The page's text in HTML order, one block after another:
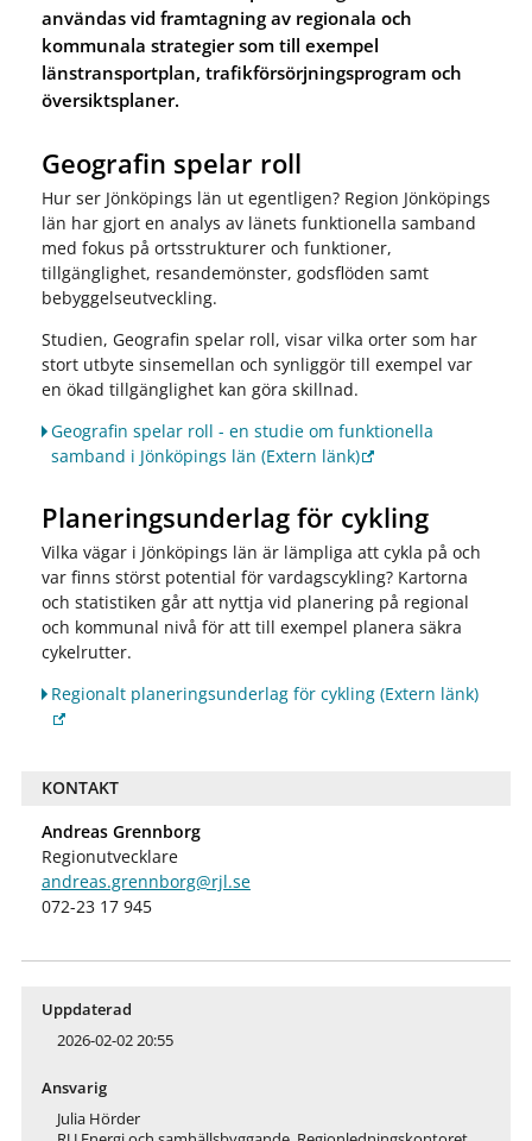
användas vid framtagning av regionala och
kommunala strategier som till exempel
länstransportplan, trafikförsörjningsprogram och
översiktsplaner.
Geografin spelar roll
Hur ser Jönköpings län ut egentligen? Region Jönköpings
län har gjort en analys av länets funktionella samband
med fokus på ortsstrukturer och funktioner,
tillgänglighet, resandemönster, godsflöden samt
bebyggelseutveckling.
Studien, Geografin spelar roll, visar vilka orter som har
stort utbyte sinsemellan och synliggör till exempel var
en ökad tillgänglighet kan göra skillnad.
Geografin spelar roll - en studie om funktionella
samband i Jönköpings län (Extern länk)
Planeringsunderlag för cykling
Vilka vägar i Jönköpings län är lämpliga att cykla på och
var finns störst potential för vardagscykling? Kartorna
och statistiken går att nyttja vid planering på regional
och kommunal nivå för att till exempel planera säkra
cykelrutter.
Regionalt planeringsunderlag för cykling(Extern länk)
KONTAKT
Andreas Grennborg
Regionutvecklare
andreas.grennborg@rjl.se
072-23 17 945
Uppdaterad
2026-02-02 20:55
Ansvarig
Julia Hörder